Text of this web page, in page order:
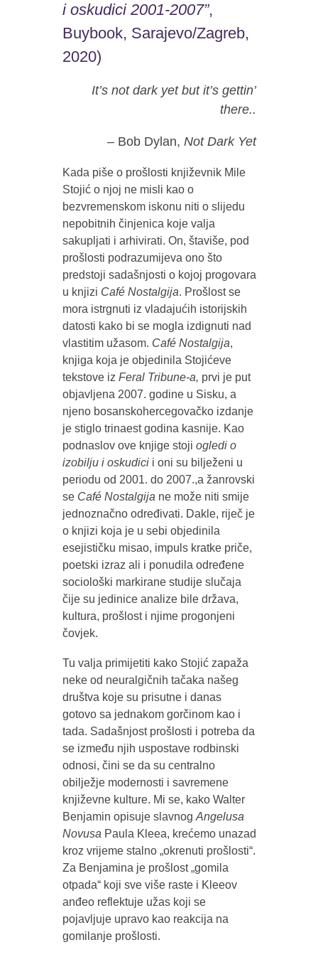
i oskudici 2001-2007”,
Buybook, Sarajevo/Zagreb,
2020)
It’s not dark yet but it’s gettin’
there..
– Bob Dylan, Not Dark Yet
Kada piše o prošlosti književnik Mile
Stojić o njoj ne misli kao o
bezvremenskom iskonu niti o slijedu
nepobitnih činjenica koje valja
sakupljati i arhivirati. On, štaviše, pod
prošlosti podrazumijeva ono što
predstoji sadašnjosti o kojoj progovara
u knjizi Café Nostalgija. Prošlost se
mora istrgnuti iz vladajućih istorijskih
datosti kako bi se mogla izdignuti nad
vlastitim užasom. Café Nostalgija,
knjiga koja je objedinila Stojićeve
tekstove iz Feral Tribune-a, prvi je put
objavljena 2007. godine u Sisku, a
njeno bosanskohercegovačko izdanje
je stiglo trinaest godina kasnije. Kao
podnaslov ove knjige stoji ogledi o
izobilju i oskudici i oni su bilježeni u
periodu od 2001. do 2007.,a žanrovski
se Café Nostalgija ne može niti smije
jednoznačno određivati. Dakle, riječ je
o knjizi koja je u sebi objedinila
esejističku misao, impuls kratke priče,
poetski izraz ali i ponudila određene
sociološki markirane studije slučaja
čije su jedinice analize bile država,
kultura, prošlost i njime progonjeni
čovjek.
Tu valja primijetiti kako Stojić zapaža
neke od neuralgičnih tačaka našeg
društva koje su prisutne i danas
gotovo sa jednakom gorčinom kao i
tada. Sadašnjost prošlosti i potreba da
se između njih uspostave rodbinski
odnosi, čini se da su centralno
obilježje modernosti i savremene
književne kulture. Mi se, kako Walter
Benjamin opisuje slavnog Angelusa
Novusa Paula Kleea, krećemo unazad
kroz vrijeme stalno „okrenuti prošlosti“.
Za Benjamina je prošlost „gomila
otpada“ koji sve više raste i Kleeov
anđeo reflektuje užas koji se
pojavljuje upravo kao reakcija na
gomilanje prošlosti.